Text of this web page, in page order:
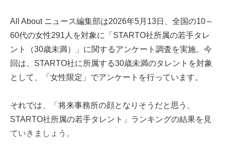
All About ニュース編集部は2026年5月13日、全国の10～
60代の女性291人を対象に「STARTO社所属の若手タレ
ント（30歳未満）」に関するアンケート調査を実施。今
回は、STARTO社に所属する30歳未満のタレントを対象
として、「女性限定」でアンケートを行っています。
それでは、「将来事務所の顔となりそうだと思う、
STARTO社所属の若手タレント」ランキングの結果を見
ていきましょう。